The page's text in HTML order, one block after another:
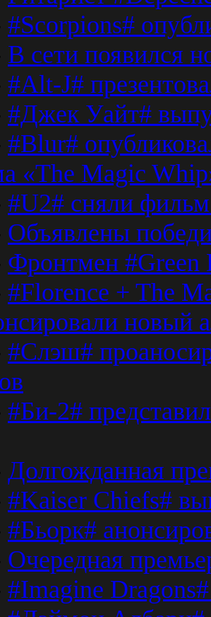
#Scorpions#
В сети появился
#Alt-J#
#Джек Уайт#
#Blur#
«The Magic
#U2# сняли
Объявлены
Фронтмен #Green
#Florence + The
новый
#Слэш#
#Би-2#
Долгожданная
#Kaiser Chiefs#
#Бьорк#
Очередная
#Imagine